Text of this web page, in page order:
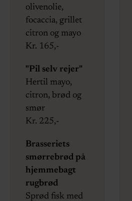
olivenolie,
focaccia, grillet
citron og mayo
Kr. 165,-
"Pil selv rejer"
Hertil mayo,
citron, brød og
smør
Kr. 225,-
Brasseriets
smørrebrød på
hjemmebagt
rugbrød
Sprød fisk med